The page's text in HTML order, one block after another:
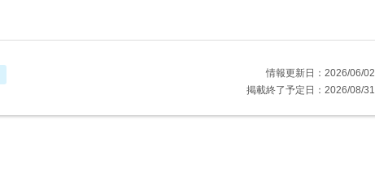
情報更新日：2026/06/02
掲載終了予定日：2026/08/31